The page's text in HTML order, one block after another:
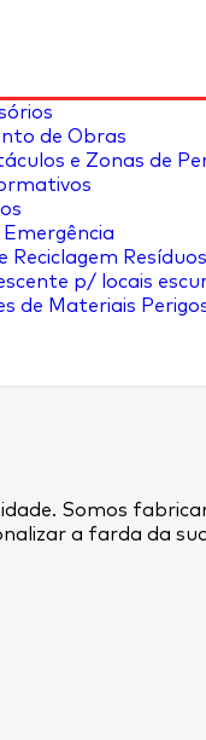
de Obras
e Zonas de
Reciclagem Resíduos
p/ locais
de Materiais
Somos
a farda da